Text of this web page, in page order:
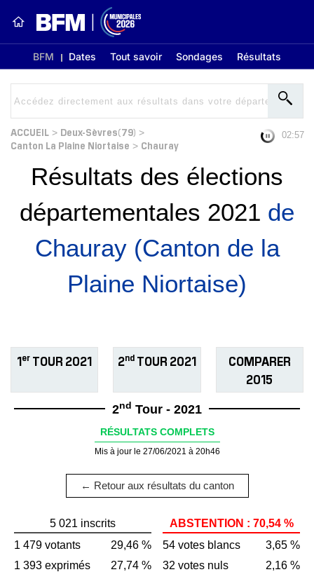
BFM Dates Tout savoir Sondages Résultats
ACCUEIL > Deux-Sèvres(79) >
Canton La Plaine Niortaise > Chauray
02:56
Résultats des élections
départementales 2021 de
Chauray (Canton de la
Plaine Niortaise)
1er TOUR 2021 2ndTOUR 2021
COMPARER
2015
2nd Tour - 2021
RÉSULTATS COMPLETS
Mis à jour le 27/06/2021 à 20h46
← Retour aux résultats du canton
5 021 inscrits
1 479 votants
29,46 %
1 393 exprimés
27,74 %
ABSTENTION : 70,54 %
54 votes blancs
3,65 %
32 votes nuls
2,16 %